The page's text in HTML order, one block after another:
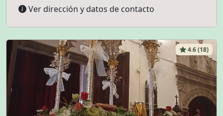
Ver dirección y datos de contacto
4.6 (18)